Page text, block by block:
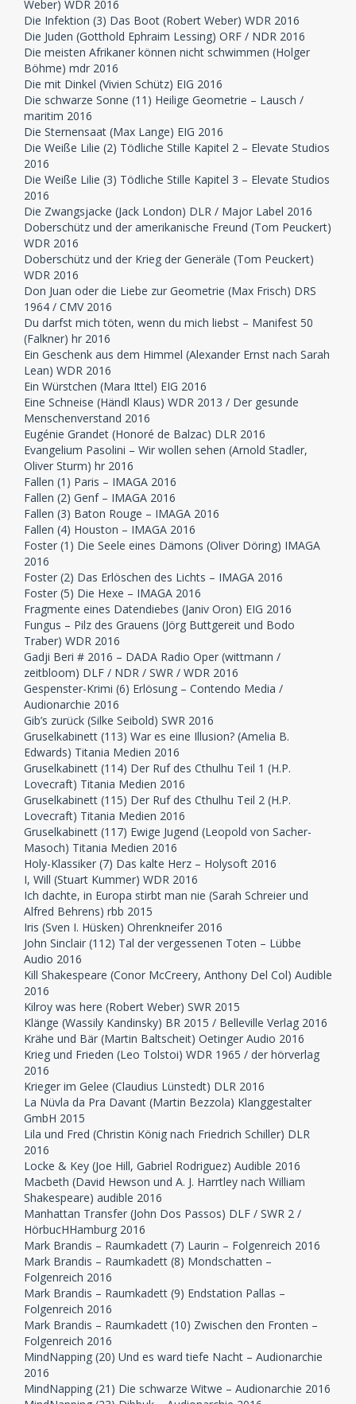
Weber) WDR 2016
Die Infektion (3) Das Boot (Robert Weber) WDR 2016
Die Juden (Gotthold Ephraim Lessing) ORF / NDR 2016
Die meisten Afrikaner können nicht schwimmen (Holger
Böhme) mdr 2016
Die mit Dinkel (Vivien Schütz) EIG 2016
Die schwarze Sonne (11) Heilige Geometrie – Lausch /
maritim 2016
Die Sternensaat (Max Lange) EIG 2016
Die Weiße Lilie (2) Tödliche Stille Kapitel 2 – Elevate Studios
2016
Die Weiße Lilie (3) Tödliche Stille Kapitel 3 – Elevate Studios
2016
Die Zwangsjacke (Jack London) DLR / Major Label 2016
Doberschütz und der amerikanische Freund (Tom Peuckert)
WDR 2016
Doberschütz und der Krieg der Generäle (Tom Peuckert)
WDR 2016
Don Juan oder die Liebe zur Geometrie (Max Frisch) DRS
1964 / CMV 2016
Du darfst mich töten, wenn du mich liebst – Manifest 50
(Falkner) hr 2016
Ein Geschenk aus dem Himmel (Alexander Ernst nach Sarah
Lean) WDR 2016
Ein Würstchen (Mara Ittel) EIG 2016
Eine Schneise (Händl Klaus) WDR 2013 / Der gesunde
Menschenverstand 2016
Eugénie Grandet (Honoré de Balzac) DLR 2016
Evangelium Pasolini – Wir wollen sehen (Arnold Stadler,
Oliver Sturm) hr 2016
Fallen (1) Paris – IMAGA 2016
Fallen (2) Genf – IMAGA 2016
Fallen (3) Baton Rouge – IMAGA 2016
Fallen (4) Houston – IMAGA 2016
Foster (1) Die Seele eines Dämons (Oliver Döring) IMAGA
2016
Foster (2) Das Erlöschen des Lichts – IMAGA 2016
Foster (5) Die Hexe – IMAGA 2016
Fragmente eines Datendiebes (Janiv Oron) EIG 2016
Fungus – Pilz des Grauens (Jörg Buttgereit und Bodo
Traber) WDR 2016
Gadji Beri # 2016 – DADA Radio Oper (wittmann /
zeitbloom) DLF / NDR / SWR / WDR 2016
Gespenster-Krimi (6) Erlösung – Contendo Media /
Audionarchie 2016
Gib’s zurück (Silke Seibold) SWR 2016
Gruselkabinett (113) War es eine Illusion? (Amelia B.
Edwards) Titania Medien 2016
Gruselkabinett (114) Der Ruf des Cthulhu Teil 1 (H.P.
Lovecraft) Titania Medien 2016
Gruselkabinett (115) Der Ruf des Cthulhu Teil 2 (H.P.
Lovecraft) Titania Medien 2016
Gruselkabinett (117) Ewige Jugend (Leopold von Sacher-
Masoch) Titania Medien 2016
Holy-Klassiker (7) Das kalte Herz – Holysoft 2016
I, Will (Stuart Kummer) WDR 2016
Ich dachte, in Europa stirbt man nie (Sarah Schreier und
Alfred Behrens) rbb 2015
Iris (Sven I. Hüsken) Ohrenkneifer 2016
John Sinclair (112) Tal der vergessenen Toten – Lübbe
Audio 2016
Kill Shakespeare (Conor McCreery, Anthony Del Col) Audible
2016
Kilroy was here (Robert Weber) SWR 2015
Klänge (Wassily Kandinsky) BR 2015 / Belleville Verlag 2016
Krähe und Bär (Martin Baltscheit) Oetinger Audio 2016
Krieg und Frieden (Leo Tolstoi) WDR 1965 / der hörverlag
2016
Krieger im Gelee (Claudius Lünstedt) DLR 2016
La Nüvla da Pra Davant (Martin Bezzola) Klanggestalter
GmbH 2015
Lila und Fred (Christin König nach Friedrich Schiller) DLR
2016
Locke & Key (Joe Hill, Gabriel Rodriguez) Audible 2016
Macbeth (David Hewson und A. J. Harrtley nach William
Shakespeare) audible 2016
Manhattan Transfer (John Dos Passos) DLF / SWR 2 /
HörbucHHamburg 2016
Mark Brandis – Raumkadett (7) Laurin – Folgenreich 2016
Mark Brandis – Raumkadett (8) Mondschatten –
Folgenreich 2016
Mark Brandis – Raumkadett (9) Endstation Pallas –
Folgenreich 2016
Mark Brandis – Raumkadett (10) Zwischen den Fronten –
Folgenreich 2016
MindNapping (20) Und es ward tiefe Nacht – Audionarchie
2016
MindNapping (21) Die schwarze Witwe – Audionarchie 2016